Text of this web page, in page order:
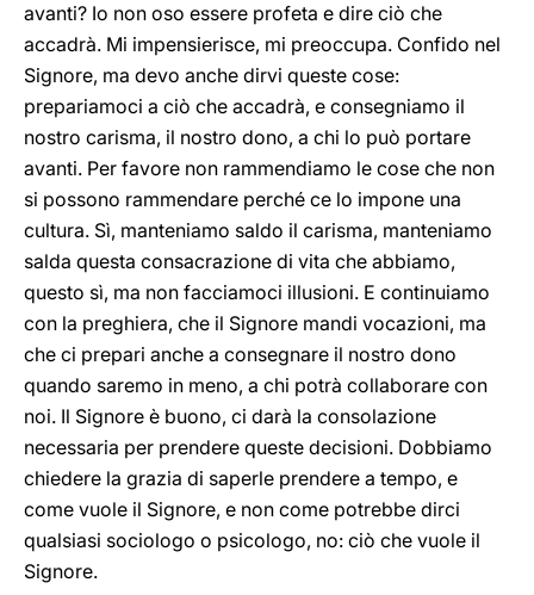
avanti? Io non oso essere profeta e dire ciò che
accadrà. Mi impensierisce, mi preoccupa. Confido nel
Signore, ma devo anche dirvi queste cose:
prepariamoci a ciò che accadrà, e consegniamo il
nostro carisma, il nostro dono, a chi lo può portare
avanti. Per favore non rammendiamo le cose che non
si possono rammendare perché ce lo impone una
cultura. Sì, manteniamo saldo il carisma, manteniamo
salda questa consacrazione di vita che abbiamo,
questo sì, ma non facciamoci illusioni. E continuiamo
con la preghiera, che il Signore mandi vocazioni, ma
che ci prepari anche a consegnare il nostro dono
quando saremo in meno, a chi potrà collaborare con
noi. Il Signore è buono, ci darà la consolazione
necessaria per prendere queste decisioni. Dobbiamo
chiedere la grazia di saperle prendere a tempo, e
come vuole il Signore, e non come potrebbe dirci
qualsiasi sociologo o psicologo, no: ciò che vuole il
Signore.